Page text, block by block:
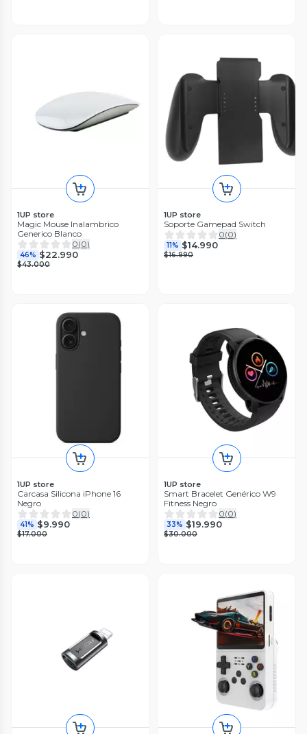
1UP store
Magic Mouse Inalambrico
Generico Blanco
0(0)
46% $22.990
$43.000
1UP store
Soporte Gamepad Switch
0(0)
11% $14.990
$16.990
1UP store
Carcasa Silicona iPhone 16
Negro
0(0)
41% $9.990
$17.000
1UP store
Smart Bracelet Genérico W9
Fitness Negro
0(0)
33% $19.990
$30.000